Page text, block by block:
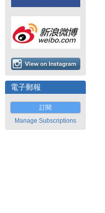
電子郵報
訂閱
Manage Subscriptions